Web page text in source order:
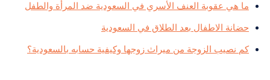
ما هي عقوبة العنف الأسري في السعودية ضد المرأة والطفل
حضانة الاطفال بعد الطلاق في السعودية
كم نصيب الزوجة من ميراث زوجها وكيفية حسابه بالسعودية؟